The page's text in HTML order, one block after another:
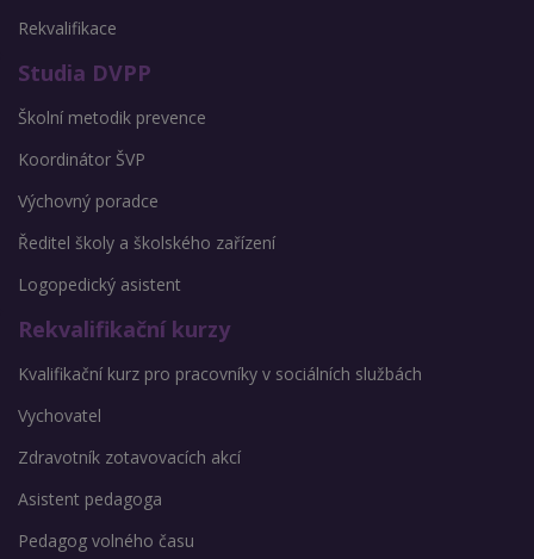
Rekvalifikace
Studia DVPP
Školní metodik prevence
Koordinátor ŠVP
Výchovný poradce
Ředitel školy a školského zařízení
Logopedický asistent
Rekvalifikační kurzy
Kvalifikační kurz pro pracovníky v sociálních službách
Vychovatel
Zdravotník zotavovacích akcí
Asistent pedagoga
Pedagog volného času